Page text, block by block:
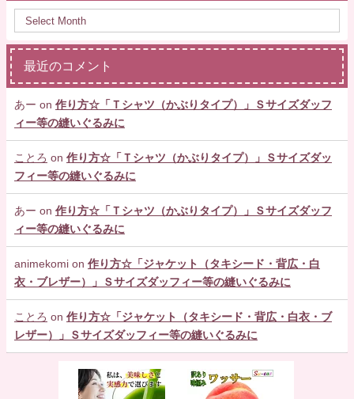
最近のコメント
あー on 作り方☆「Ｔシャツ（かぶりタイプ）」Ｓサイズダッフ
ィー等の縫いぐるみに
ことろ on 作り方☆「Ｔシャツ（かぶりタイプ）」Ｓサイズダッ
フィー等の縫いぐるみに
あー on 作り方☆「Ｔシャツ（かぶりタイプ）」Ｓサイズダッフ
ィー等の縫いぐるみに
animekomi on 作り方☆「ジャケット（タキシード・背広・白
衣・ブレザー）」Ｓサイズダッフィー等の縫いぐるみに
ことろ on 作り方☆「ジャケット（タキシード・背広・白衣・ブ
レザー）」Ｓサイズダッフィー等の縫いぐるみに